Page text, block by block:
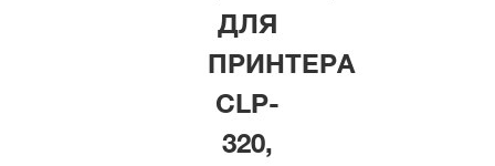
ДЛЯ
ПРИНТЕРА
CLP-
320,